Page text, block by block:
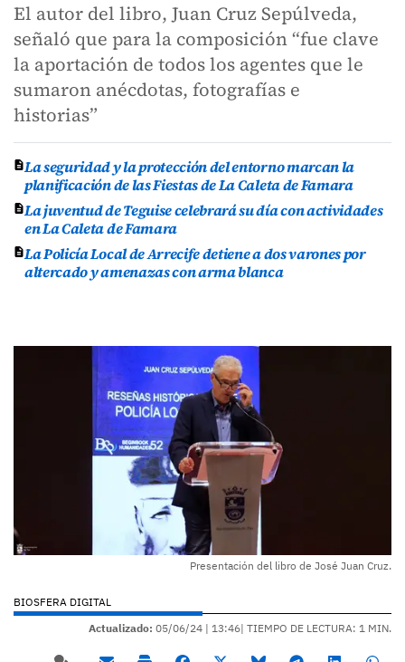
El autor del libro, Juan Cruz Sepúlveda,
señaló que para la composición “fue clave
la aportación de todos los agentes que le
sumaron anécdotas, fotografías e
historias”
La seguridad y la protección del entorno marcan la
planificación de las Fiestas de La Caleta de Famara
La juventud de Teguise celebrará su día con actividades
en La Caleta de Famara
La Policía Local de Arrecife detiene a dos varones por
altercado y amenazas con arma blanca
Presentación del libro de José Juan Cruz.
BIOSFERA DIGITAL
Actualizado: 05/06/24 | 13:46| TIEMPO DE LECTURA: 1 MIN.